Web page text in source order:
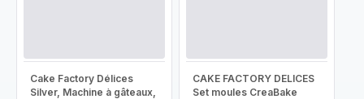
Cake Factory Délices
Silver, Machine à gâteaux,
CAKE FACTORY DELICES
Set moules CreaBake